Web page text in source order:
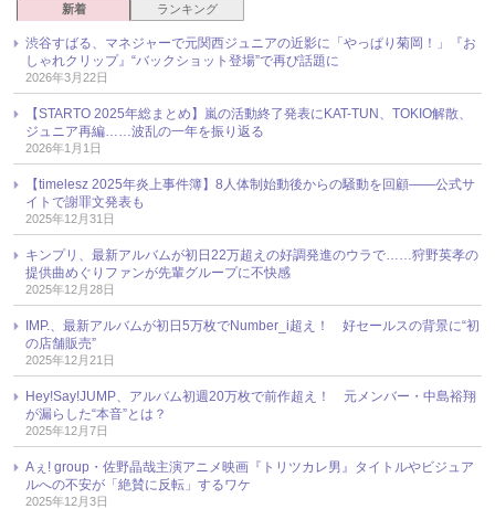
新着 ランキング
渋谷すばる、マネジャーで元関西ジュニアの近影に「やっぱり菊岡！」『お
しゃれクリップ』“バックショット登場”で再び話題に
2026年3月22日
【STARTO 2025年総まとめ】嵐の活動終了発表にKAT-TUN、TOKIO解散、
ジュニア再編……波乱の一年を振り返る
2026年1月1日
【timelesz 2025年炎上事件簿】8人体制始動後からの騒動を回顧――公式サ
イトで謝罪文発表も
2025年12月31日
キンプリ、最新アルバムが初日22万超えの好調発進のウラで……狩野英孝の
提供曲めぐりファンが先輩グループに不快感
2025年12月28日
IMP.、最新アルバムが初日5万枚でNumber_i超え！ 好セールスの背景に“初
の店舗販売”
2025年12月21日
Hey!Say!JUMP、アルバム初週20万枚で前作超え！ 元メンバー・中島裕翔
が漏らした“本音”とは？
2025年12月7日
Aぇ! group・佐野晶哉主演アニメ映画『トリツカレ男』タイトルやビジュア
ルへの不安が「絶賛に反転」するワケ
2025年12月3日